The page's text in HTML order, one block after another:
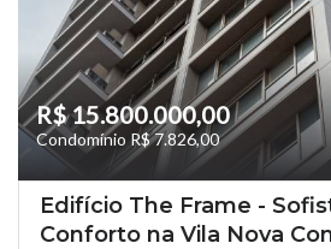
R$ 15.800.000,00
Condomínio R$ 7.826,00
Edifício The Frame -
Conforto na Vila Nova